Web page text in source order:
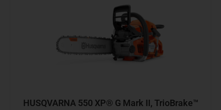
HUSQVARNA 550 XP® G Mark II, TrioBrake™